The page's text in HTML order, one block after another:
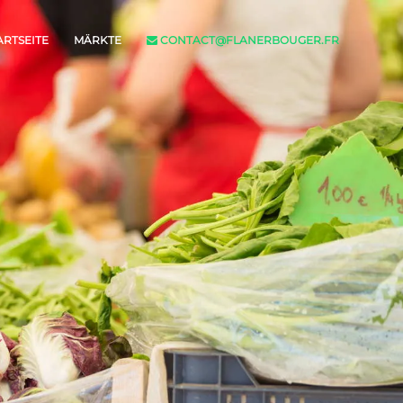
MÄRKTE CONTACT@FLANERBOUGER.FR